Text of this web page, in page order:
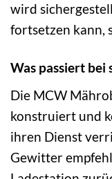
wird
fortsetzen kann,
Was passiert bei
Die MCW
konstruiert und
ihren Dienst
Gewitter